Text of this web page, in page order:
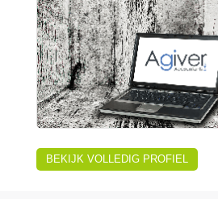
BEKIJK VOLLEDIG PROFIEL